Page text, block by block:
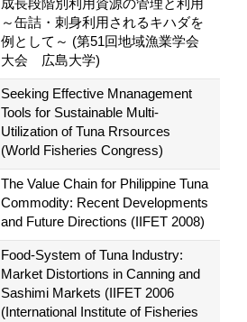
成長段階別利用資源の管理と利用
～缶詰・刺身利用されるキハダを
例として～ (第51回地域漁業学会
大会 広島大学)
Seeking Effective Mnanagement
Tools for Sustainable Multi-
Utilization of Tuna Rrsources
(World Fisheries Congress)
The Value Chain for Philippine Tuna
Commodity: Recent Developments
and Future Directions (IIFET 2008)
Food-System of Tuna Industry:
Market Distortions in Canning and
Sashimi Markets (IIFET 2006
(International Institute of Fisheries